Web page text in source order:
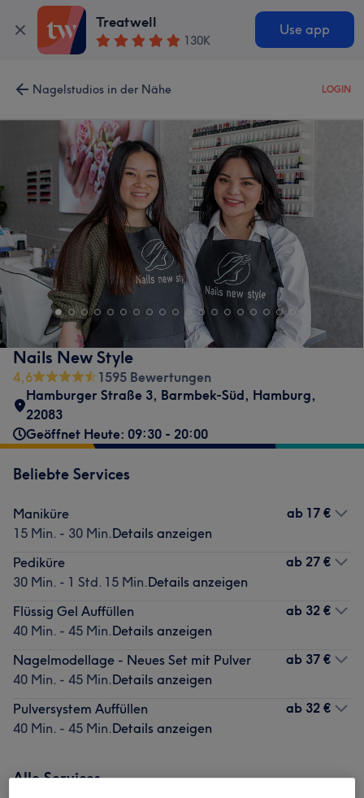
Treatwell
130K
Use app
Nagelstudios in der Nähe LOGIN
Nails New Style
4,6
1595 Bewertungen
Hamburger Straße 3, Barmbek-Süd, Hamburg,
22083
Geöffnet Heute: 09:30 - 20:00
Beliebte Services
Maniküre
15 Min. - 30 Min.Details anzeigen
ab 17 €
Pediküre
30 Min. - 1 Std. 15 Min.Details anzeigen
ab 27 €
Flüssig Gel Auffüllen
40 Min. - 45 Min.Details anzeigen
ab 32 €
Nagelmodellage - Neues Set mit Pulver
40 Min. - 45 Min.Details anzeigen
ab 37 €
Pulversystem Auffüllen
40 Min. - 45 Min.Details anzeigen
ab 32 €
Alle Services